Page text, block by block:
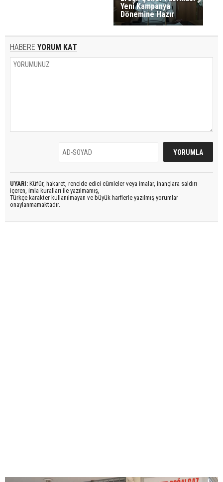
Yeni Kampanya
Dönemine Hazır
HABERE YORUM KAT
UYARI: Küfür, hakaret, rencide edici cümleler veya imalar, inançlara saldırı
içeren, imla kuralları ile yazılmamış,
Türkçe karakter kullanılmayan ve büyük harflerle yazılmış yorumlar
onaylanmamaktadır.